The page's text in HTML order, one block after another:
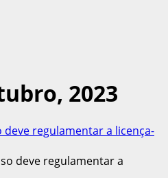
2023
deve regulamentar a licença-